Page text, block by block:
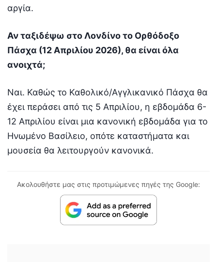
αργία.
Αν ταξιδέψω στο Λονδίνο το Ορθόδοξο
Πάσχα (12 Απριλίου 2026), θα είναι όλα
ανοιχτά;
Ναι. Καθώς το Καθολικό/Αγγλικανικό Πάσχα θα
έχει περάσει από τις 5 Απριλίου, η εβδομάδα 6-
12 Απριλίου είναι μια κανονική εβδομάδα για το
Ηνωμένο Βασίλειο, οπότε καταστήματα και
μουσεία θα λειτουργούν κανονικά.
Ακολουθήστε μας στις προτιμώμενες πηγές της Google: